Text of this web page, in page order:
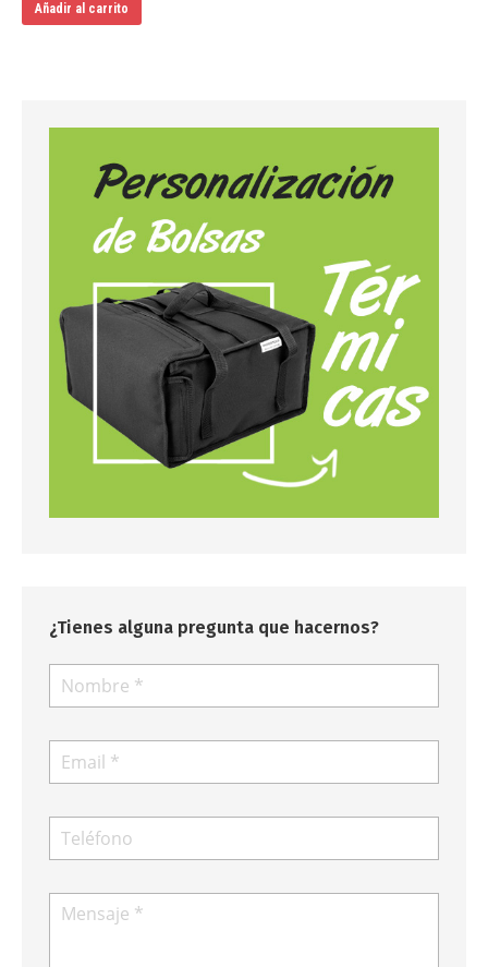
Añadir al carrito
¿Tienes alguna pregunta que hacernos?